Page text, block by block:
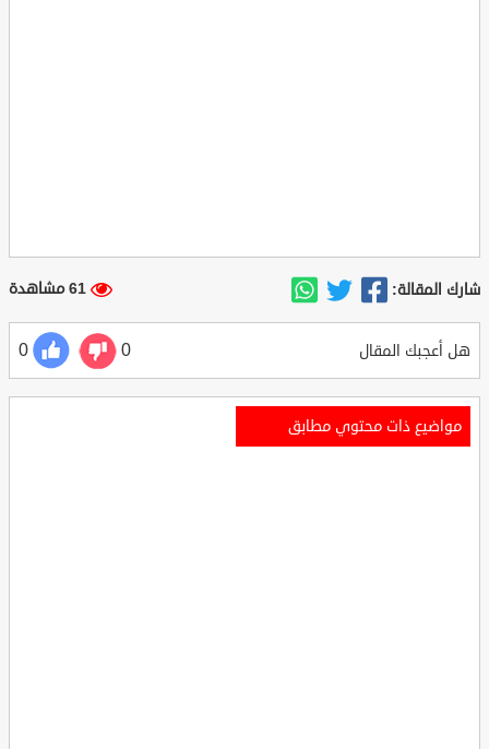
شارك المقالة: 61 مشاهدة
هل أعجبك المقال 0
0
مواضيع ذات محتوي مطابق